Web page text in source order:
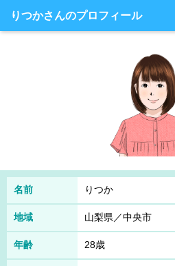
りつかさんのプロフィール
名前 りつか
地域 山梨県／中央市
年齢 28歳